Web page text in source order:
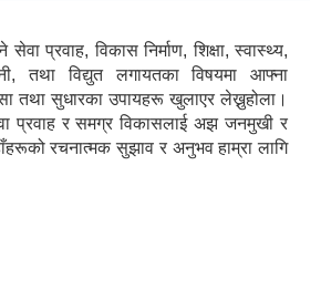
सेवा प्रवाह, विकास निर्माण, शिक्षा, स्वास्थ्य,
तथा विद्युत लगायतका विषयमा आफ्ना
तथा सुधारका उपायहरू खुलाएर लेख्नुहोला।
प्रवाह र समग्र विकासलाई अझ जनमुखी र
रचनात्मक सुझाव र अनुभव हाम्रा लागि